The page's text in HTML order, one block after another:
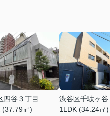
四谷３丁目
(37.79㎡)
渋谷区千駄ヶ谷
1LDK (34.24㎡)